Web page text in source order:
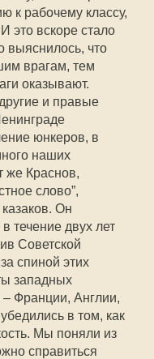
к рабочему классу,
это вскоре стало
выяснилось, что
врагам, тем
оказывают.
и правые
юнкеров, в
наших
же Краснов,
слово”,
Он
течение двух лет
Советской
спиной этих
западных
– Франции, Англии,
в том, как
Мы поняли из
справиться